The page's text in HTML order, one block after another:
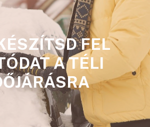
FEL
A TÉLI